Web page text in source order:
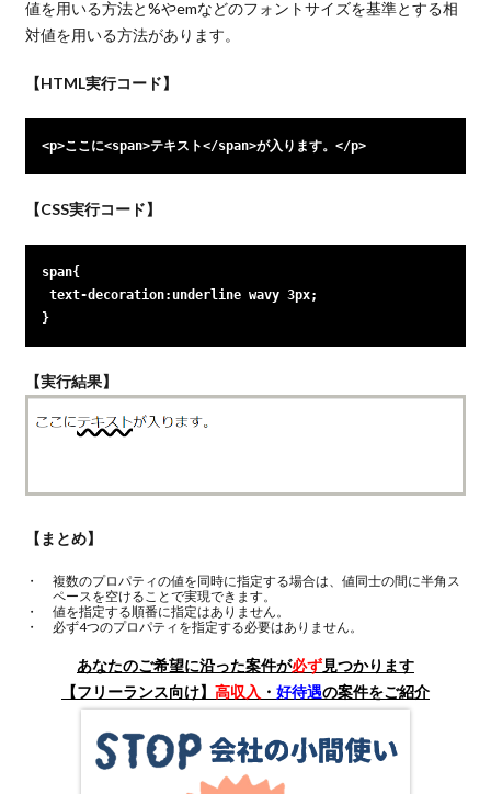
値を用いる方法と%やemなどのフォントサイズを基準とする相
対値を用いる方法があります。
【HTML実行コード】
<p>ここに<span>テキスト</span>が入ります。</p>
【CSS実行コード】
span{
text-decoration:underline wavy 3px;
}
【実行結果】
【まとめ】
複数のプロパティの値を同時に指定する場合は、値同士の間に半角ス
ペースを空けることで実現できます。
値を指定する順番に指定はありません。
必ず4つのプロパティを指定する必要はありません。
あなたのご希望に沿った案件が必ず見つかります
【フリーランス向け】 高収入 ・ 好待遇の案件をご紹介